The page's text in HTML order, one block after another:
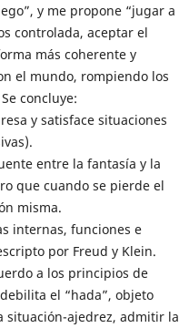
y me propone “jugar a
controlada, aceptar el
más coherente y
el mundo, rompiendo los
concluye:
y satisface situaciones
entre la fantasía y la
que cuando se pierde el
misma.
internas, funciones e
por Freud y Klein.
a los principios de
el “hada”, objeto
situación-ajedrez, admitir la